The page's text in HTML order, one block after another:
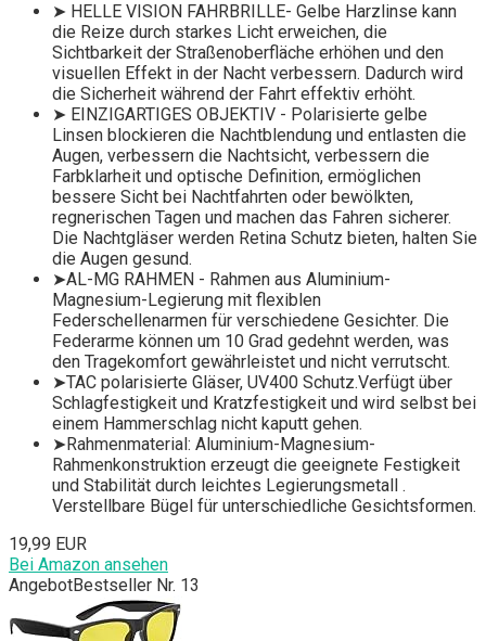
➤ HELLE VISION FAHRBRILLE- Gelbe Harzlinse kann
die Reize durch starkes Licht erweichen, die
Sichtbarkeit der Straßenoberfläche erhöhen und den
visuellen Effekt in der Nacht verbessern. Dadurch wird
die Sicherheit während der Fahrt effektiv erhöht.
➤ EINZIGARTIGES OBJEKTIV - Polarisierte gelbe
Linsen blockieren die Nachtblendung und entlasten die
Augen, verbessern die Nachtsicht, verbessern die
Farbklarheit und optische Definition, ermöglichen
bessere Sicht bei Nachtfahrten oder bewölkten,
regnerischen Tagen und machen das Fahren sicherer.
Die Nachtgläser werden Retina Schutz bieten, halten Sie
die Augen gesund.
➤AL-MG RAHMEN - Rahmen aus Aluminium-
Magnesium-Legierung mit flexiblen
Federschellenarmen für verschiedene Gesichter. Die
Federarme können um 10 Grad gedehnt werden, was
den Tragekomfort gewährleistet und nicht verrutscht.
➤TAC polarisierte Gläser, UV400 Schutz.Verfügt über
Schlagfestigkeit und Kratzfestigkeit und wird selbst bei
einem Hammerschlag nicht kaputt gehen.
➤Rahmenmaterial: Aluminium-Magnesium-
Rahmenkonstruktion erzeugt die geeignete Festigkeit
und Stabilität durch leichtes Legierungsmetall .
Verstellbare Bügel für unterschiedliche Gesichtsformen.
19,99 EUR
Bei Amazon ansehen
AngebotBestseller Nr. 13